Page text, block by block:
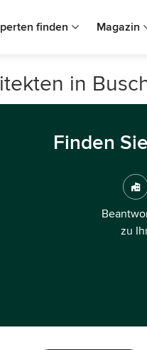
finden Magazin
in
Finden
zu